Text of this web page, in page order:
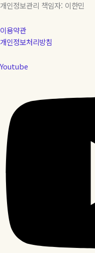
개인정보관리 책임자: 이한민
이용약관
개인정보처리방침
Youtube